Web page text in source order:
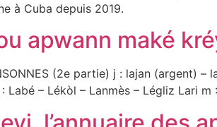
à Cuba depuis 2019.
apwann maké
(2e partie) j : lajan (argent) –
Labé – Lékòl – Lanmès – Légliz Lari